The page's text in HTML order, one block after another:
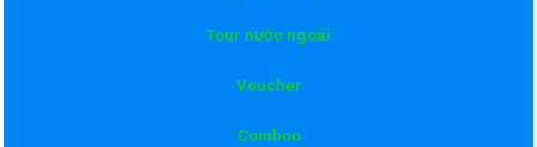
Tour nước ngoài
Voucher
Comboo